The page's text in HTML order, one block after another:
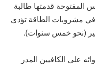
قدمتها طالبة
في مشروبات الطاقة تؤدي
(نحو خمس سنوات).
على الكافيين المدر